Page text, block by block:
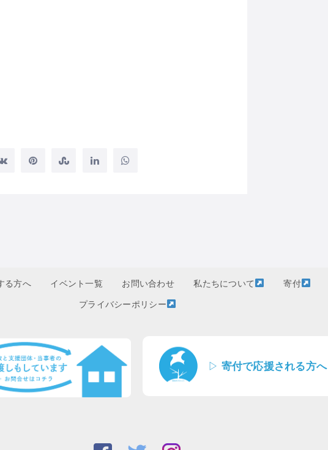
る方へ イベント一覧 お問い合わせ 私たちについて 寄付
プライバシーポリシー
▷ 寄付で応援される方へ